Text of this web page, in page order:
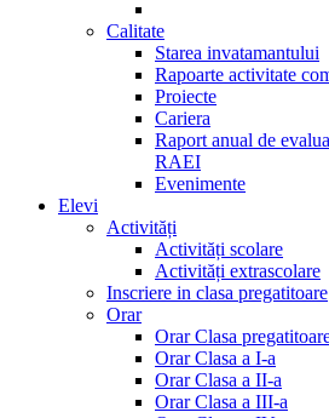
Calitate
Starea invatamantului
Rapoarte activitate
Proiecte
Cariera
Raport anual de
RAEI
Evenimente
Elevi
Activități
Activități scolare
Activități extrascolare
Inscriere in clasa pregatitoare
Orar
Orar Clasa
Orar Clasa a I-a
Orar Clasa a II-a
Orar Clasa a III-a